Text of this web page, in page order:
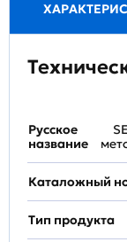
Русское
название
Каталожный
Тип продукта